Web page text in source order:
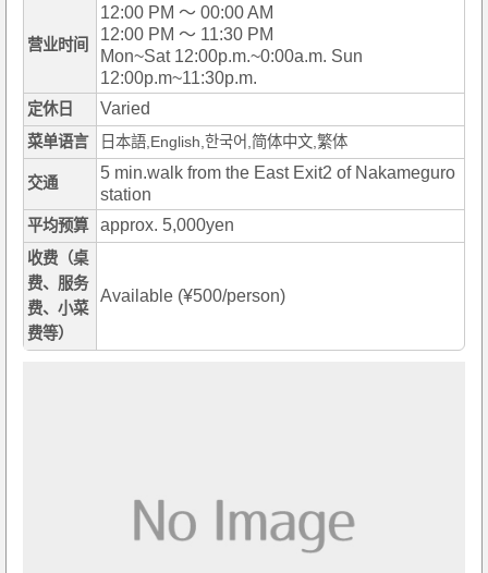
营业时间
12:00 PM ～ 00:00 AM
12:00 PM ～ 11:30 PM
Mon~Sat 12:00p.m.~0:00a.m. Sun
12:00p.m~11:30p.m.
定休日 Varied
菜单语言 日本語,English,한국어,简体中文,繁体
交通
5 min.walk from the East Exit2 of Nakameguro
station
平均预算 approx. 5,000yen
收费（桌
费、服务
费、小菜
费等）
Available (¥500/person)